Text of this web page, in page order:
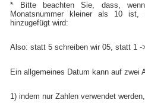
* Bitte beachten Sie, dass,
Monatsnummer kleiner als 10 ist,
hinzugefügt wird:
Also: statt 5 schreiben wir 05, statt 1 -
Ein allgemeines Datum kann auf zwei
1) indem nur Zahlen verwendet